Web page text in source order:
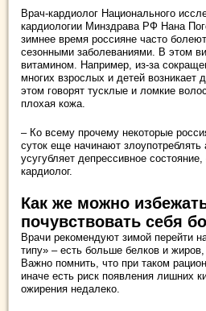
Врач-кардиолог Национального
кардиологии Минздрава РФ Нана
зимнее время россияне часто
сезонными заболеваниями. В этом
витамином. Например, из-за
многих взрослых и детей возникает
этом говорят тусклые и ломкие
плохая кожа.
– Ко всему прочему некоторые
суток еще начинают злоупотреблять
усугубляет депрессивное
кардиолог.
Как же можно
почувствовать себя
Врачи рекомендуют зимой перейти
типу» – есть больше белков и
Важно помнить, что при таком
иначе есть риск появления лишних
ожирения недалеко.